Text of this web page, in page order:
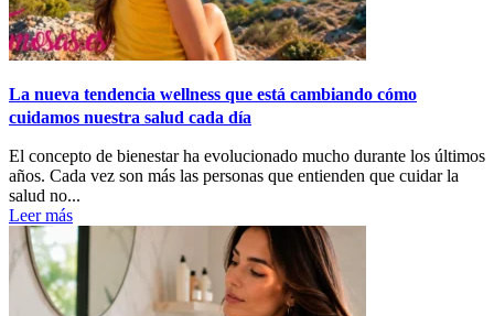
La nueva tendencia wellness que está cambiando cómo
cuidamos nuestra salud cada día
El concepto de bienestar ha evolucionado mucho durante los últimos
años. Cada vez son más las personas que entienden que cuidar la
salud no...
Leer más